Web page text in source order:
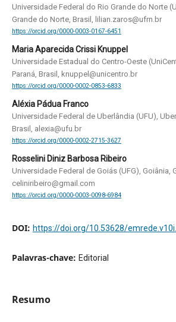
Universidade Federal do Rio Grande do Norte
Grande do Norte, Brasil, lilian.zaros@ufrn.br
https://orcid.org/0000-0003-0167-6451
Maria Aparecida Crissi Knuppel
Universidade Estadual do Centro-Oeste
Paraná, Brasil, knuppel@unicentro.br
https://orcid.org/0000-0002-0853-6833
Aléxia Pádua Franco
Universidade Federal de Uberlândia (UFU),
Brasil, alexia@ufu.br
https://orcid.org/0000-0002-2715-3627
Rosselini Diniz Barbosa Ribeiro
Universidade Federal de Goiás (UFG), Goiânia,
celiniribeiro@gmail.com
https://orcid.org/0000-0003-0098-6984
DOI: https://doi.org/10.53628/
Palavras-chave: Editorial
Resumo